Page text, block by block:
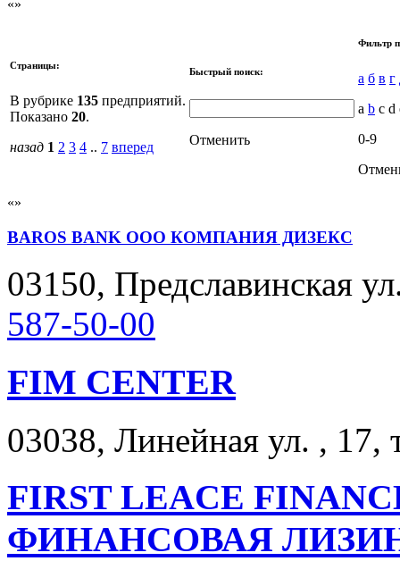
Страницы:
В рубрике 135 предприятий.
Показано 20.
назад 1 2 3 4 .. 7 вперед
Быстрый поиск:
Отменить
Фильтр
а б в г
a b c d
0-9
BAROS BANK ООО КОМПАНИЯ ДИЗЕКС
03150, Предславинская
587-50-00
FIM CENTER
03038, Линейная ул. , 17,
FIRST LEACE
ФИНАНСОВАЯ